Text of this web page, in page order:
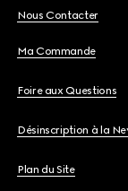
Nous Contacter
Ma Commande
Foire aux Questions
Désinscription à la
Plan du Site